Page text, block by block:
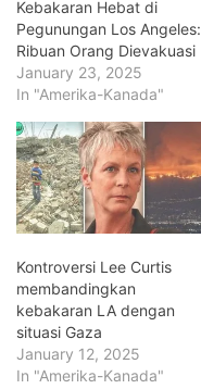
Kebakaran Hebat di
Pegunungan Los Angeles:
Ribuan Orang Dievakuasi
January 23, 2025
In "Amerika-Kanada"
Kontroversi Lee Curtis
membandingkan
kebakaran LA dengan
situasi Gaza
January 12, 2025
In "Amerika-Kanada"